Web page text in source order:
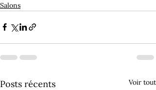
Salons
Posts récents Voir tout